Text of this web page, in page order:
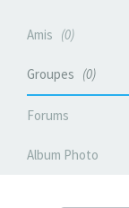
Amis 0
Groupes 0
Forums
Album Photo